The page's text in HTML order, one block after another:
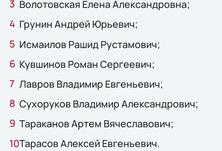
Волотовская Елена Александровна;
Грунин Андрей Юрьевич;
Исмаилов Рашид Рустамович;
Кувшинов Роман Сергеевич;
Лавров Владимир Евгеньевич;
Сухоруков Владимир Александрович;
Тараканов Артем Вячеславович;
Тарасов Алексей Евгеньевич.